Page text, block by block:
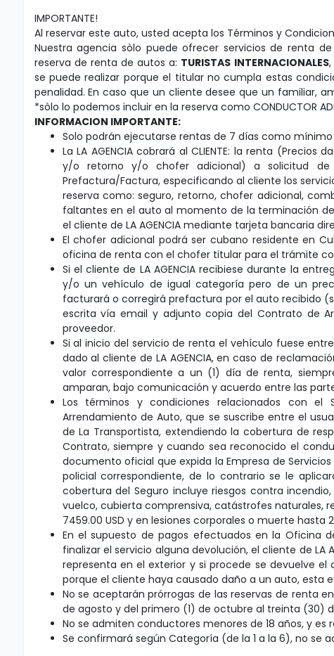
IMPORTANTE!
Al reservar este auto, usted acepta los Términos y
Nuestra agencia sòlo puede ofrecer servicios de renta
reserva de renta de autos a: TURISTAS INTERNACIONALES
se puede realizar porque el titular no cumpla estas
penalidad. En caso que un cliente desee que un familiar,
*sòlo lo podemos incluir en la reserva como CONDUCTOR
INFORMACION IMPORTANTE:
Solo podrán ejecutarse rentas de 7 días como
La LA AGENCIA cobrará al CLIENTE: la renta
y/o retorno y/o chofer adicional) a solicitud de
Prefactura/Factura, especificando al cliente los
reserva como: seguro, retorno, chofer adicional,
faltantes en el auto al momento de la terminación
el cliente de LA AGENCIA mediante tarjeta bancaria
El chofer adicional podrá ser cubano residente en
oficina de renta con el chofer titular para el trámite
Si el cliente de LA AGENCIA recibiese durante la
y/o un vehículo de igual categoría pero de un
facturará o corregirá prefactura por el auto recibido
escrita vía email y adjunto copia del Contrato de
proveedor.
Si al inicio del servicio de renta el vehículo fuese
dado al cliente de LA AGENCIA, en caso de
valor correspondiente a un (1) día de renta,
amparan, bajo comunicación y acuerdo entre las
Los términos y condiciones relacionados con
Arrendamiento de Auto, que se suscribe entre el
de La Transportista, extendiendo la cobertura de
Contrato, siempre y cuando sea reconocido el
documento oficial que expida la Empresa de
policial correspondiente, de lo contrario se le
cobertura del Seguro incluye riesgos contra
vuelco, cubierta comprensiva, catástrofes naturales,
7459.00 USD y en lesiones corporales o muerte hasta
En el supuesto de pagos efectuados en la Oficina
finalizar el servicio alguna devolución, el cliente de
representa en el exterior y si procede se devuelve
porque el cliente haya causado daño a un auto, esta
No se aceptarán prórrogas de las reservas de renta
de agosto y del primero (1) de octubre al treinta (30)
No se admiten conductores menores de 18 años, y
Se confirmará según Categoría (de la 1 a la 6), no se